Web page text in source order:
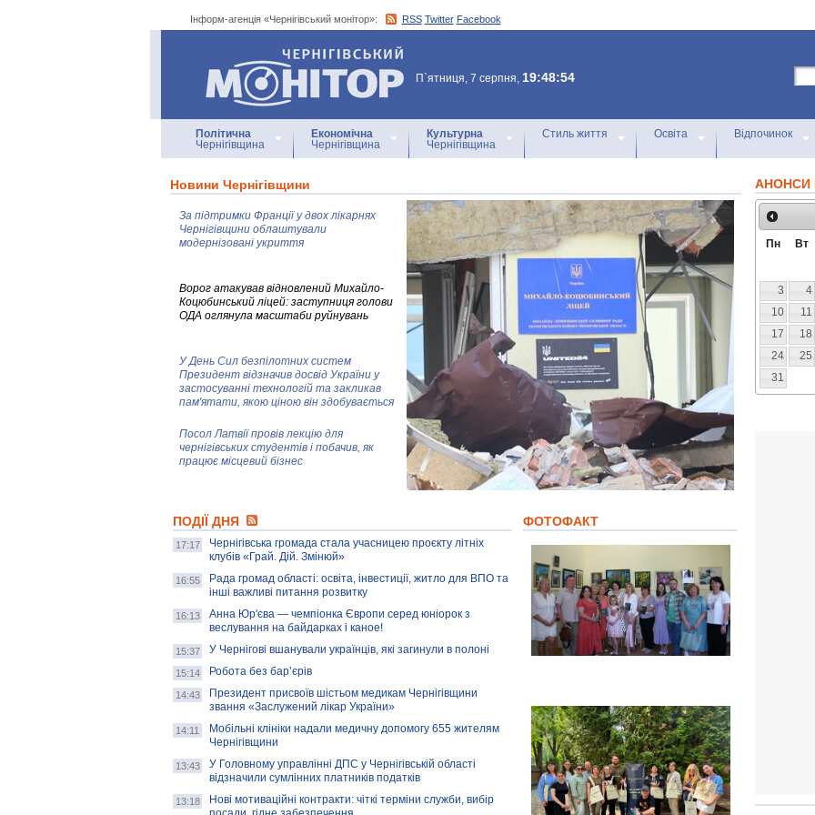
Інформ-агенція «Чернігівський монітор»: RSS Twitter Facebook
Інформ-агенція
«Чернігівський монітор»
П`ятниця, 7 серпня, 19:48:54
Політична
Чернігівщина
Економічна
Чернігівщина
Культурна
Чернігівщина
Стиль життя Освіта Відпочинок
Новини Чернігівщини
За підтримки Франції у двох лікарнях
Чернігівщини облаштували
модернізовані укриття
Ворог атакував відновлений Михайло-
Коцюбинський ліцей: заступниця голови
ОДА оглянула масштаби руйнувань
У День Сил безпілотних систем
Президент відзначив досвід України у
застосуванні технологій та закликав
пам'ятати, якою ціною він здобувається
Посол Латвії провів лекцію для
чернігівських студентів і побачив, як
працює місцевий бізнес
колекцію про війну, емоції та тварин
AB InBev Efes Україна підтримала
навчальний проєкт "Молодіжна бізнес-
школа", спрямований на розвиток
підприємництва у Чернігівській області
Золота тварина: видання Forbes
написало про чернігівця Патрона: хто і
скільки на ньому заробляє? І куди
витрачають?
ПОДІЇ ДНЯ
17:17
Чернігівська громада стала учасницею проєкту літніх
клубів «Грай. Дій. Змінюй»
16:55
Рада громад області: освіта, інвестиції, житло для ВПО та
інші важливі питання розвитку
16:13
Анна Юр'єва — чемпіонка Європи серед юніорок з
веслування на байдарках і каное!
15:37 У Чернігові вшанували українців, які загинули в полоні
15:14 Робота без бар’єрів
14:43
Президент присвоїв шістьом медикам Чернігівщини
звання «Заслужений лікар України»
14:11
Мобільні клініки надали медичну допомогу 655 жителям
Чернігівщини
13:43
У Головному управлінні ДПС у Чернігівській області
відзначили сумлінних платників податків
13:18
Нові мотиваційні контракти: чіткі терміни служби, вибір
ФОТОФАКТ
АНОНСИ
Пн Вт
3
4
10
11
17
18
24
25
31